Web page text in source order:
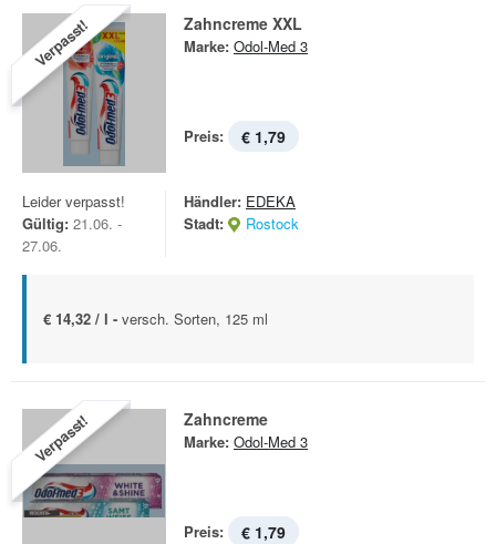
Verpasst! Zahncreme XXL
Marke: Odol-Med 3
Preis: € 1,79
Leider verpasst!
Gültig: 21.06. -
27.06.
Händler: EDEKA
Stadt:
Rostock
€ 14,32 / l - versch. Sorten, 125 ml
Verpasst! Zahncreme
Marke: Odol-Med 3
Preis: € 1,79